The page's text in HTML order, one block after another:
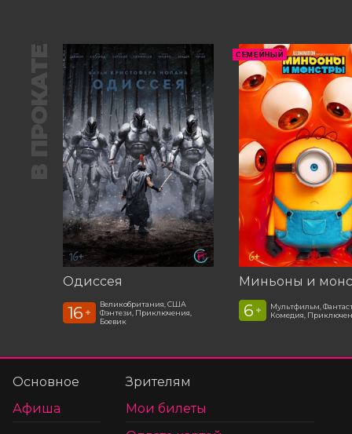
В ПРОКАТЕ
Одиссея
16 +
Великобритания, США
Фэнтези, Приключения,
Боевик
СЕМЕЙНЫЙ
Миньоны и
6 +
Мультфильм,
Комедия,
Основное
Афиша
Зрителям
Мои билеты